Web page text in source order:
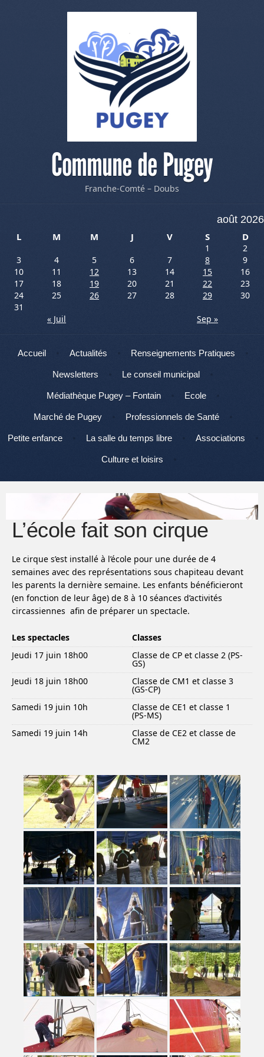
Commune de Pugey
Franche-Comté – Doubs
août 2026
L
M M J V S D
1
2
3
4 5 6 7 8
9
10
11 12 13 14 15
16
17
18 19 20 21 22
23
24
25 26 27 28 29
30
31
« Juil
Sep »
Menu
Aller au contenu
Accueil Actualités Renseignements Pratiques
Newsletters Le conseil municipal
Médiathèque Pugey – Fontain Ecole
Marché de Pugey Professionnels de Santé
Petite enfance La salle du temps libre Associations
Culture et loisirs
L’école fait son cirque
Le cirque s’est installé à l’école pour une durée de 4
semaines avec des représentations sous chapiteau devant
les parents la dernière semaine. Les enfants bénéficieront
(en fonction de leur âge) de 8 à 10 séances d’activités
circassiennes afin de préparer un spectacle.
Les spectacles
Classes
Jeudi 17 juin 18h00
Classe de CP et classe 2 (PS-
GS)
Jeudi 18 juin 18h00
Classe de CM1 et classe 3
(GS-CP)
Samedi 19 juin 10h
Classe de CE1 et classe 1
(PS-MS)
Samedi 19 juin 14h
Classe de CE2 et classe de
CM2